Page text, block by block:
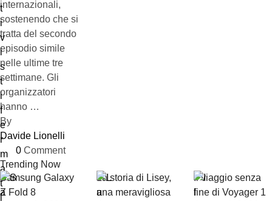
internazionali,
sostenendo che si
tratta del secondo
episodio simile
nelle ultime tre
settimane. Gli
organizzatori
hanno …
By
Davide Lionelli
0 Comment
Trending Now
Samsung Galaxy
Z Fold 8
La storia di Lisey,
una meravigliosa
Il viaggio senza
fine di Voyager 1